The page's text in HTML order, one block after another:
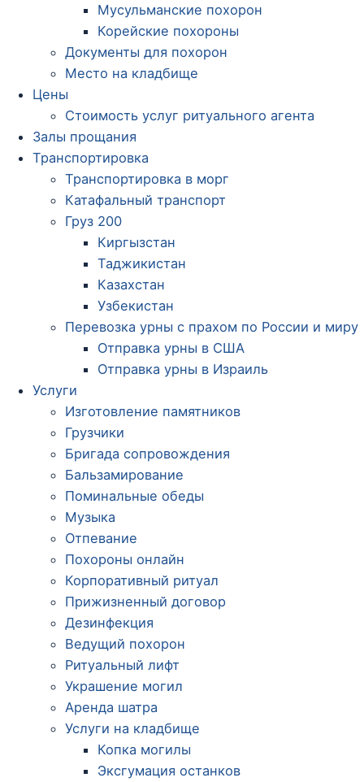
Мусульманские похорон
Корейские похороны
Документы для похорон
Место на кладбище
Цены
Стоимость услуг ритуального агента
Залы прощания
Транспортировка
Транспортировка в морг
Катафальный транспорт
Груз 200
Киргызстан
Таджикистан
Казахстан
Узбекистан
Перевозка урны с прахом по России и миру
Отправка урны в США
Отправка урны в Израиль
Услуги
Изготовление памятников
Грузчики
Бригада сопровождения
Бальзамирование
Поминальные обеды
Музыка
Отпевание
Похороны онлайн
Корпоративный ритуал
Прижизненный договор
Дезинфекция
Ведущий похорон
Ритуальный лифт
Украшение могил
Аренда шатра
Услуги на кладбище
Копка могилы
Эксгумация останков